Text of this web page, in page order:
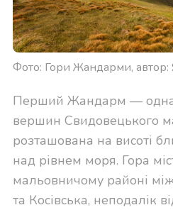
Фото: Гори Жандарми,
Перший Жандарм — одна
вершин Свидовецького
розташована на висоті
над рівнем моря. Гора
мальовничому районі
та Косівська, неподалік